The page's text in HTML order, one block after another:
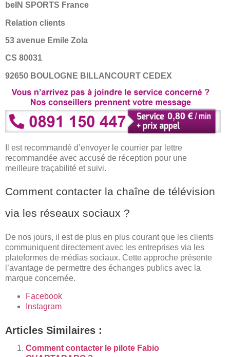
beIN SPORTS France
Relation clients
53 avenue Emile Zola
CS 80031
92650 BOULOGNE BILLANCOURT CEDEX
Il est recommandé d’envoyer le courrier par lettre
recommandée avec accusé de réception pour une
meilleure traçabilité et suivi.
Comment contacter la chaîne de télévision
via les réseaux sociaux ?
De nos jours, il est de plus en plus courant que les clients
communiquent directement avec les entreprises via les
plateformes de médias sociaux. Cette approche présente
l’avantage de permettre des échanges publics avec la
marque concernée.
Facebook
Instagram
Articles Similaires :
Comment contacter le pilote Fabio